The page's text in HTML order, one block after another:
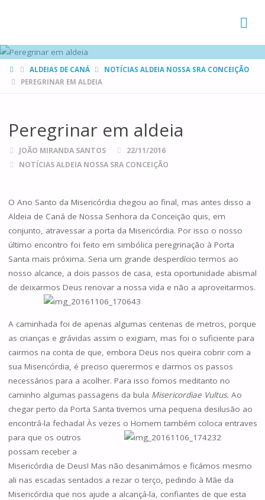
HOMEALDEIAS DE CANÁ
NOTÍCIAS ALDEIA NOSSA SRA CONCEIÇÃO
PEREGRINAR EM ALDEIA
Peregrinar em aldeia
JOÃO MIRANDA SANTOS
22/11/2016
NOTÍCIAS ALDEIA NOSSA SRA CONCEIÇÃO
O Ano Santo da Misericórdia chegou ao final, mas antes disso a
Aldeia de Caná de Nossa Senhora da Conceição quis, em
conjunto, atravessar a porta da Misericórdia. Por isso o nosso
último encontro foi feito em simbólica peregrinação à Porta
Santa mais próxima. Seria um grande desperdício termos ao
nosso alcance, a dois passos de casa, esta oportunidade abismal
de deixarmos Deus renovar a nossa vida e não a aproveitarmos.
A caminhada foi de apenas algumas centenas de metros, porque
as crianças e grávidas assim o exigiam, mas foi o suficiente para
cairmos na conta de que, embora Deus nos queira cobrir com a
sua Misericórdia, é preciso querermos e darmos os passos
necessários para a acolher. Para isso fomos meditanto no
caminho algumas passagens da bula Misericordiae Vultus. Ao
chegar perto da Porta Santa tivemos uma pequena desilusão ao
encontrá-la fechada! Às vezes o Homem também coloca entraves
para que os outros
possam receber a
Misericórdia de Deus! Mas não desanimámos e ficámos mesmo
ali nas escadas sentados a rezar o terço, pedindo à Mãe da
Misericórdia que nos ajude a alcançá-la, confiantes de que esta